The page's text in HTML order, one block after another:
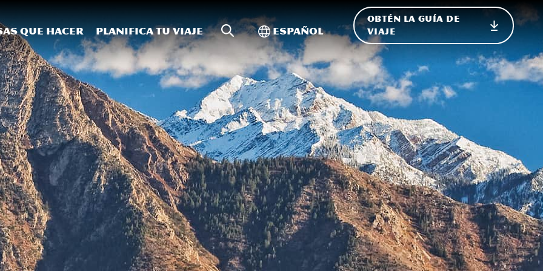
que hacer Planifica tu viaje Búsqueda en el sitio
Alternar Internacional
Español
OBTÉN LA GUÍA DE
VIAJE